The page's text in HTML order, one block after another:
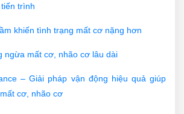
trình
khiến tình trạng mất cơ nặng hơn
ngừa mất cơ, nhão cơ lâu dài
– Giải pháp vận động hiệu quả giúp
cơ, nhão cơ